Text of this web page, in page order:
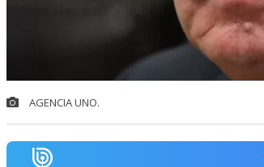
AGENCIA UNO.